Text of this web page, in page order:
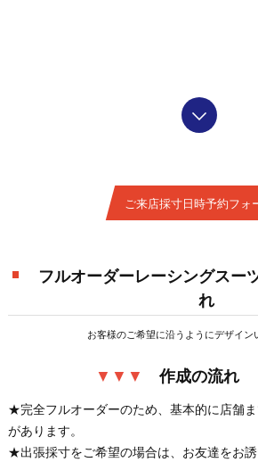
ご来店採寸日時予約フォ
フルオーダーレーシングスー
れ
お客様のご希望に沿うようにデザイン
▼▼▼ 作成の流れ
★完全フルオーダーのため、基本的に店舗
があります。
★出張採寸をご希望の場合は、お友達をお